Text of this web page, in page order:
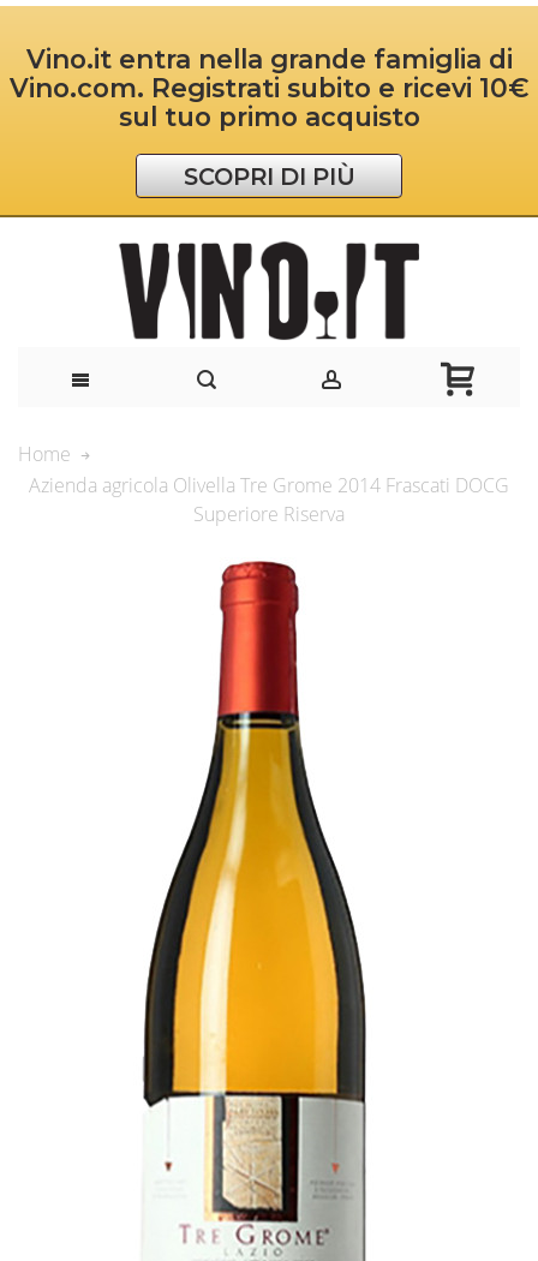
Vino.it entra nella grande famiglia di
Vino.com. Registrati subito e ricevi 10€
sul tuo primo acquisto
SCOPRI DI PIÙ
Home
Azienda agricola Olivella Tre Grome 2014 Frascati DOCG
Superiore Riserva